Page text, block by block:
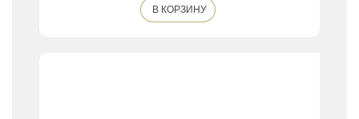
В КОРЗИНУ